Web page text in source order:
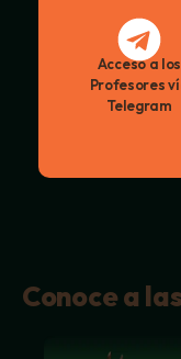
Acceso a los
Profesores
Telegram
Conoce a